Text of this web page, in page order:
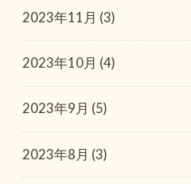
2023年11月 (3)
2023年10月 (4)
2023年9月 (5)
2023年8月 (3)